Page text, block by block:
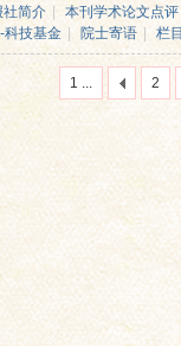
社简介 本刊学术论文点评
科技基金 院士寄语 栏
1 ... 2